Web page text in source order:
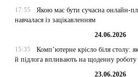
17:55
Якою має бути сучасна онлайн-
навчалася із зацікавленням
24.06.2026
15:35
Комп’ютерне крісло біля столу:
й підлога впливають на щоденну роботу
23.06.2026